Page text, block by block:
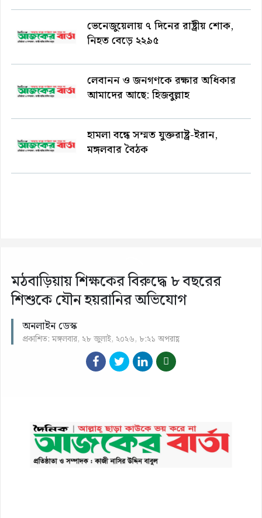
ভেনেজুয়েলায় ৭ দিনের রাষ্ট্রীয় শোক,
নিহত বেড়ে ২২৯৫
লেবানন ও জনগণকে রক্ষার অধিকার
আমাদের আছে: হিজবুল্লাহ
হামলা বন্ধে সম্মত যুক্তরাষ্ট্র-ইরান,
মঙ্গলবার বৈঠক
মঠবাড়িয়ায় শিক্ষকের বিরুদ্ধে ৮ বছরের
শিশুকে যৌন হয়রানির অভিযোগ
অনলাইন ডেস্ক
প্রকাশিত: মঙ্গলবার, ২৮ জুলাই, ২০২৬, ৮:২১ অপরাহ্ণ